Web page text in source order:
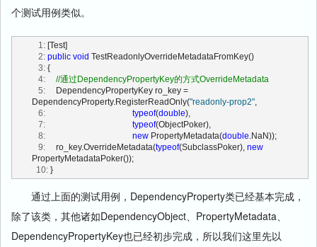
个测试用例类似。
   1:
[Test]
   2:
public void TestReadonlyOverrideMetadataFromKey()
   3:
{
   4:
//通过DependencyPropertyKey的方式OverrideMetadata
   5:
     DependencyPropertyKey ro_key =
DependencyProperty.RegisterReadOnly("readonly-prop2"
   6:
typeof(double),
   7:
typeof(ObjectPoker),
   8:
new PropertyMetadata(double .NaN));
   9:
     ro_key.OverrideMetadata(
typeof(SubclassPoker), new
PropertyMetadataPoker());
  10:
}
通过上面的测试用例，DependencyProperty类已经基本完成，
除了该类，其他诸如DependencyObject、PropertyMetadata、
DependencyPropertyKey也已经初步完成，所以我们这里先以